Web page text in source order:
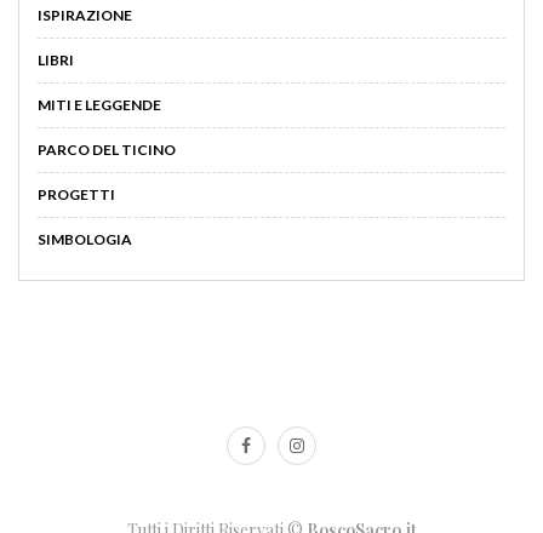
ISPIRAZIONE
LIBRI
MITI E LEGGENDE
PARCO DEL TICINO
PROGETTI
SIMBOLOGIA